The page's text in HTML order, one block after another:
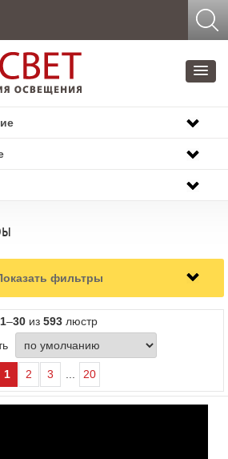
фильтры
1–30 из 593 люстр
1 2 3 20